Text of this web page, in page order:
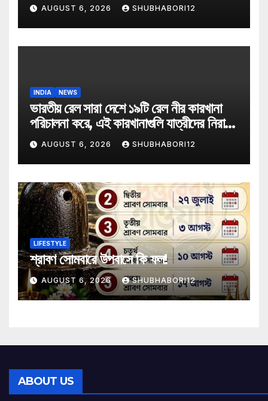
টাকার বাজেটের প্রায় ৩৯ শতাংশ
AUGUST 6, 2026 SHUBHABORI12
INDIA NEWS
ভারতীয় রেল সারা দেশে ১৯টি রেল নীর কারখানা
পরিচালনা করে, এই কারখানাগুলি যাত্রীদের নিরাপদ
বোতলজাত পানীয় জল সরবরাহ করে
AUGUST 6, 2026 SHUBHABORI12
LIFESTYLE
শ্রাবণ সোমবারে উপবাসে কি ফল!
AUGUST 6, 2026 SHUBHABORI12
ABOUT US